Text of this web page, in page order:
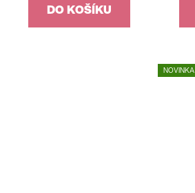
DO KOŠÍKU
NOVINKA